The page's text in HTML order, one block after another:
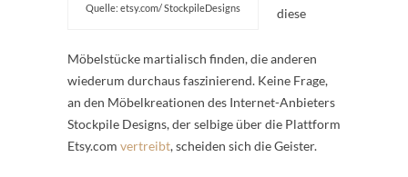
Quelle: etsy.com/ StockpileDesigns
diese
Möbelstücke martialisch finden, die anderen
wiederum durchaus faszinierend. Keine Frage,
an den Möbelkreationen des Internet-Anbieters
Stockpile Designs, der selbige über die Plattform
Etsy.com vertreibt, scheiden sich die Geister.